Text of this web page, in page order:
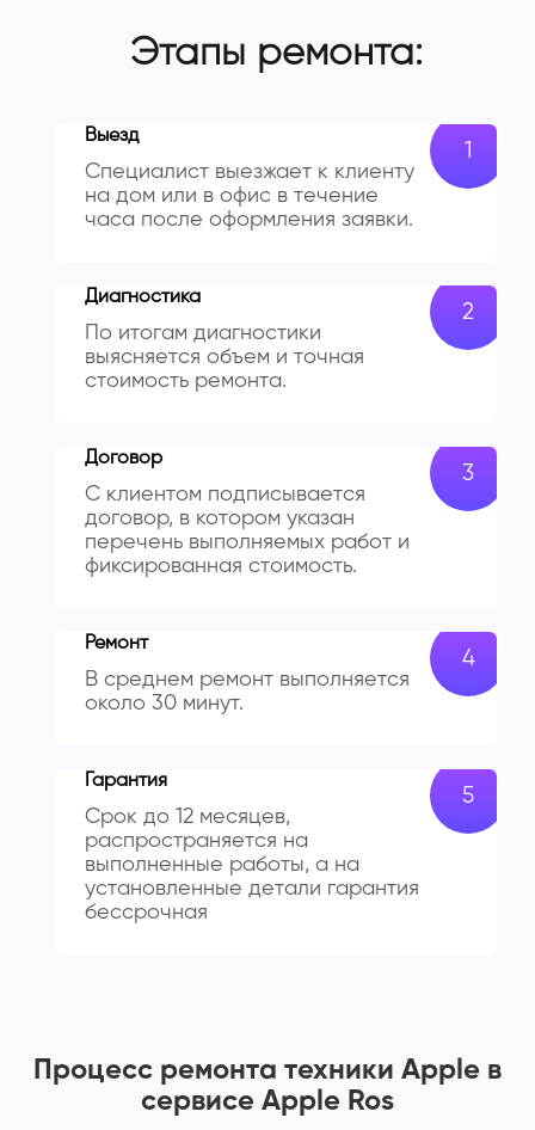
Этапы ремонта:
Выезд
Специалист выезжает к клиенту
на дом или в офис в течение
часа после оформления заявки.
Диагностика
По итогам диагностики
выясняется объем и точная
стоимость ремонта.
Договор
С клиентом подписывается
договор, в котором указан
перечень выполняемых работ и
фиксированная стоимость.
Ремонт
В среднем ремонт выполняется
около 30 минут.
Гарантия
Срок до 12 месяцев,
распространяется на
выполненные работы, а на
установленные детали гарантия
бессрочная
Процесс ремонта техники Apple в
сервисе Apple Ros